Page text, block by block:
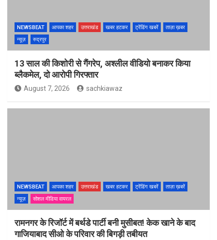
NEWSBEAT आपका शहर उत्तराखंड खबर हटकर ट्रेंडिंग खबरें
ताज़ा ख़बर
न्यूज़
रुद्रपुर
13 साल की किशोरी से गैंगरेप, अश्लील वीडियो बनाकर किया
ब्लैकमेल, दो आरोपी गिरफ्तार
August 7, 2026 sachkiawaz
NEWSBEAT आपका शहर उत्तराखंड खबर हटकर ट्रेंडिंग खबरें
ताज़ा ख़बरें
न्यूज़
सोशल मीडिया वायरल
रामनगर के रिजॉर्ट में बर्थडे पार्टी बनी मुसीबत! केक खाने के बाद
गाजियाबाद सीओ के परिवार की बिगड़ी तबीयत